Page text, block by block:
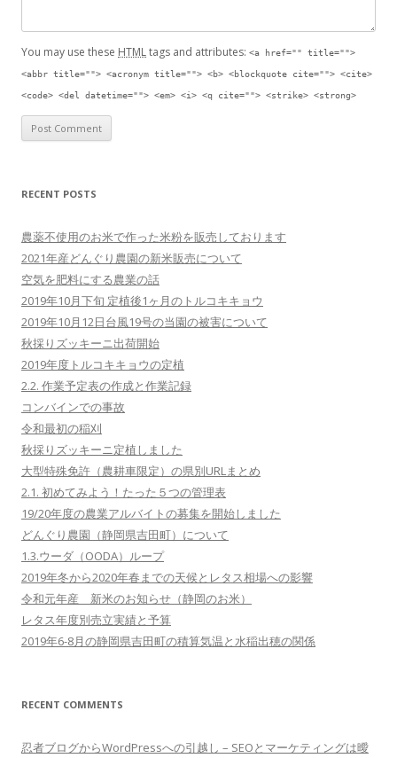
You may use these HTMLtags and attributes: <a href="" title="">
<abbr title=""> <acronym title=""> <b> <blockquote cite=""> <cite>
<code> <del datetime=""> <em> <i> <q cite=""> <strike> <strong>
RECENT POSTS
農薬不使用のお米で作った米粉を販売しております
2021年産どんぐり農園の新米販売について
空気を肥料にする農業の話
2019年10月下旬 定植後1ヶ月のトルコキキョウ
2019年10月12日台風19号の当園の被害について
秋採りズッキーニ出荷開始
2019年度トルコキキョウの定植
2.2. 作業予定表の作成と作業記録
コンバインでの事故
令和最初の稲刈
秋採りズッキーニ定植しました
大型特殊免許（農耕車限定）の県別URLまとめ
2.1. 初めてみよう！たった５つの管理表
19/20年度の農業アルバイトの募集を開始しました
どんぐり農園（静岡県吉田町）について
1.3.ウーダ（OODA）ループ
2019年冬から2020年春までの天候とレタス相場への影響
令和元年産 新米のお知らせ（静岡のお米）
レタス年度別売立実績と予算
2019年6-8月の静岡県吉田町の積算気温と水稲出穂の関係
RECENT COMMENTS
忍者ブログからWordPressへの引越し – SEOとマーケティングは曖